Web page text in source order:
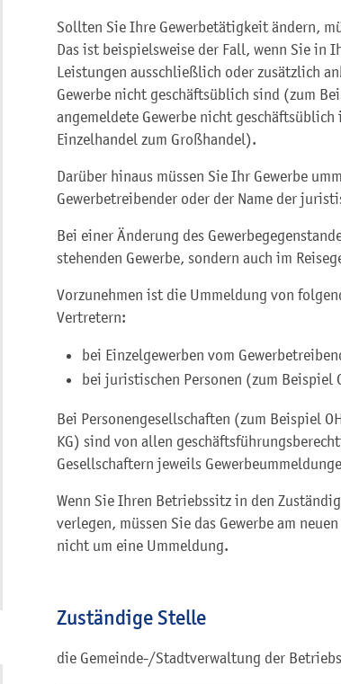
Sollten Sie Ihre Gewerbetätigkeit ändern,
Das ist beispielsweise der Fall, wenn Sie in
Leistungen ausschließlich oder zusätzlich
Gewerbe nicht geschäftsüblich sind (zum
angemeldete Gewerbe nicht
Einzelhandel zum Großhandel).
Darüber hinaus müssen Sie Ihr Gewerbe
Gewerbetreibender oder der Name der
Bei einer Änderung des
stehenden Gewerbe, sondern auch im
Vorzunehmen ist die Ummeldung von
Vertretern:
bei Einzelgewerben vom
bei juristischen Personen (zum Beispiel
Bei Personengesellschaften (zum Beispiel
KG) sind von allen
Gesellschaftern jeweils
Wenn Sie Ihren Betriebssitz in den
verlegen, müssen Sie das Gewerbe am
nicht um eine Ummeldung.
Zuständige Stelle
die Gemeinde-/Stadtverwaltung der